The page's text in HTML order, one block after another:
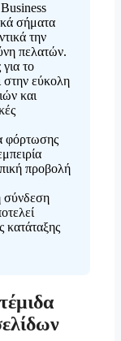
σήματα
την
πελατών.
το
στην εύκολη
και
φόρτωσης
προβολή
σύνδεση
κατάταξης